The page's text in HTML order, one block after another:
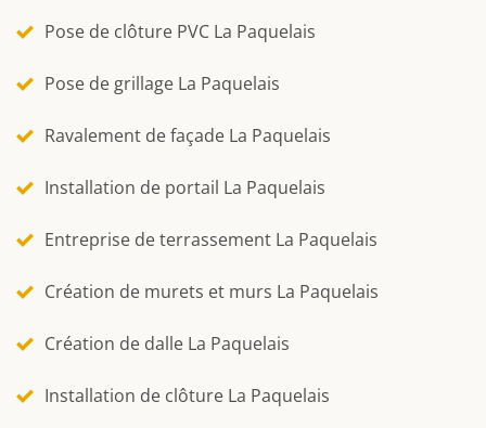
Pose de clôture PVC La Paquelais
Pose de grillage La Paquelais
Ravalement de façade La Paquelais
Installation de portail La Paquelais
Entreprise de terrassement La Paquelais
Création de murets et murs La Paquelais
Création de dalle La Paquelais
Installation de clôture La Paquelais